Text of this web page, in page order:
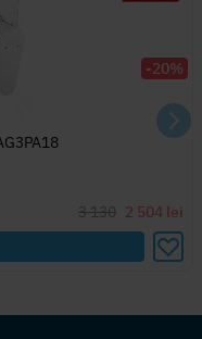
-20%
3 130 2 504 lei